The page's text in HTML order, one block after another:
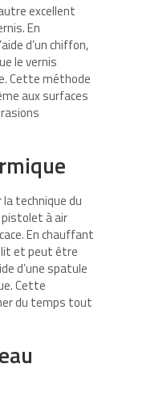
excellent
En
d’un chiffon,
le vernis
Cette méthode
aux surfaces
technique du
pistolet à air
En chauffant
et peut être
d’une spatule
Cette
du temps tout